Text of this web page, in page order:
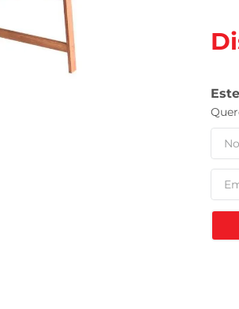
vinho